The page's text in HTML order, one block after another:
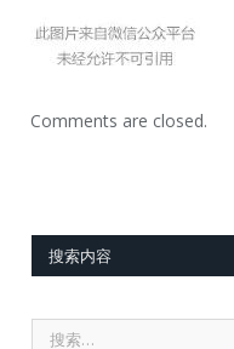
Comments are closed.
搜索内容